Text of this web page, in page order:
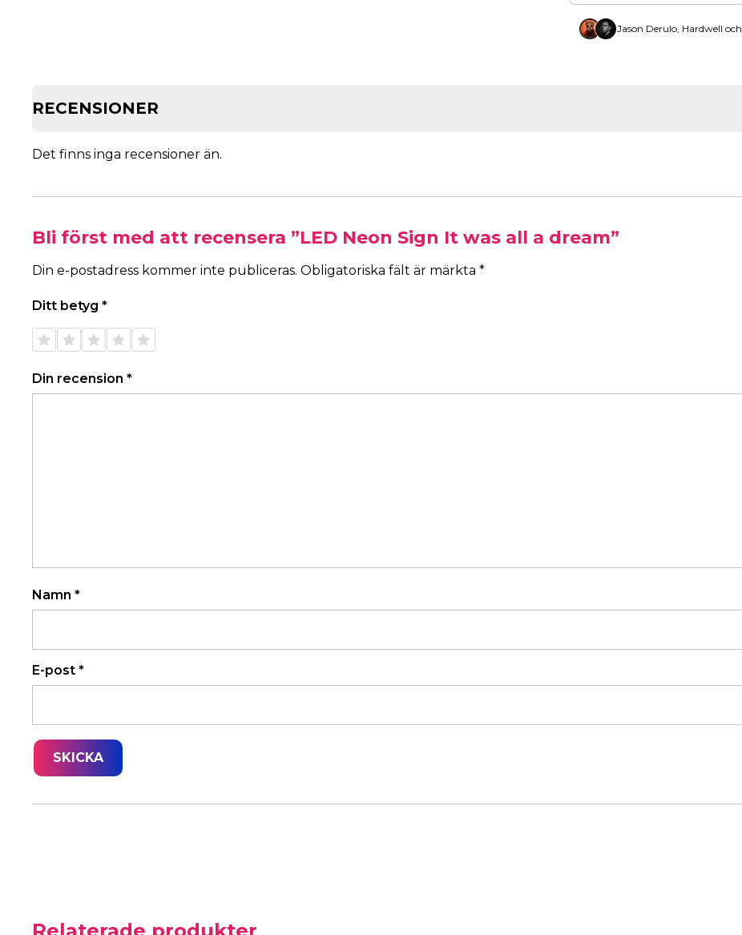
Jason Derulo, Hardwell och
RECENSIONER
Det finns inga recensioner än.
Bli först med att recensera ”LED Neon Sign It was all a dream”
Din e-postadress kommer inte publiceras. Obligatoriska fält är märkta *
Ditt betyg *
1 av 5
stjärnor
2 av 5
stjärnor
3 av 5
stjärnor
4 av 5
stjärnor
5 av 5
stjärnor
Din recension *
Namn *
E-post *